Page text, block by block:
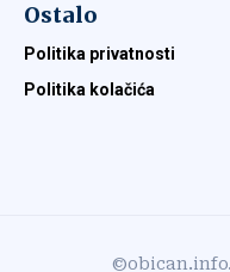
Ostalo
Politika privatnosti
Politika kolačića